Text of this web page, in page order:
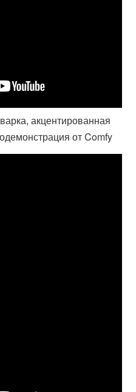
акцентированная
от Comfy